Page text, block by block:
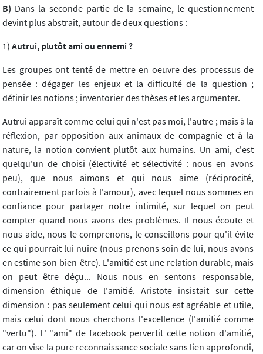
B) Dans la seconde partie de la semaine, le questionnement
devint plus abstrait, autour de deux questions :
1) Autrui, plutôt ami ou ennemi ?
Les groupes ont tenté de mettre en oeuvre des processus de
pensée : dégager les enjeux et la difficulté de la question ;
définir les notions ; inventorier des thèses et les argumenter.
Autrui apparaît comme celui qui n'est pas moi, l'autre ; mais à la
réflexion, par opposition aux animaux de compagnie et à la
nature, la notion convient plutôt aux humains. Un ami, c'est
quelqu'un de choisi (électivité et sélectivité : nous en avons
peu), que nous aimons et qui nous aime (réciprocité,
contrairement parfois à l'amour), avec lequel nous sommes en
confiance pour partager notre intimité, sur lequel on peut
compter quand nous avons des problèmes. Il nous écoute et
nous aide, nous le comprenons, le conseillons pour qu'il évite
ce qui pourrait lui nuire (nous prenons soin de lui, nous avons
en estime son bien-être). L'amitié est une relation durable, mais
on peut être déçu... Nous nous en sentons responsable,
dimension éthique de l'amitié. Aristote insistait sur cette
dimension : pas seulement celui qui nous est agréable et utile,
mais celui dont nous cherchons l'excellence (l'amitié comme
"vertu"). L' "ami" de facebook pervertit cette notion d'amitié,
car on vise la pure reconnaissance sociale sans lien approfondi,